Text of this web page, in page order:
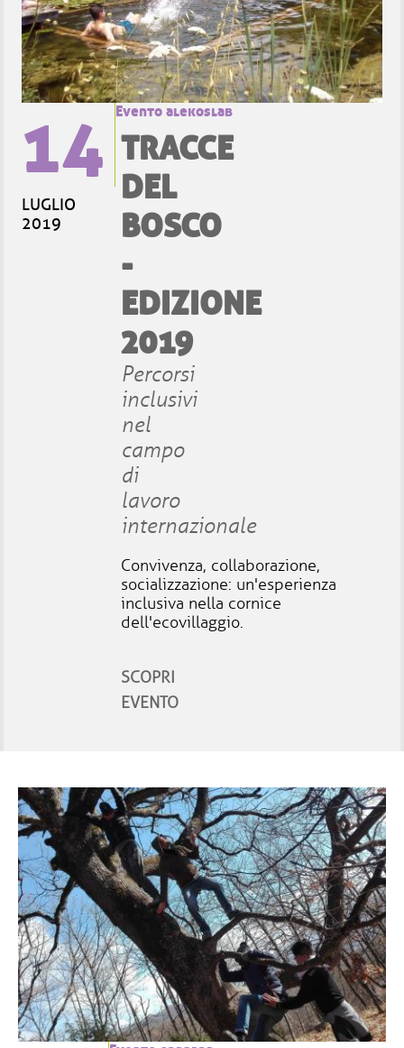
14
LUGLIO
2019
Evento alekoslab
TRACCE
DEL
BOSCO
-
EDIZIONE
2019
Percorsi
inclusivi
nel
campo
di
lavoro
internazionale
Convivenza, collaborazione,
socializzazione: un'esperienza
inclusiva nella cornice
dell'ecovillaggio.
SCOPRI
EVENTO